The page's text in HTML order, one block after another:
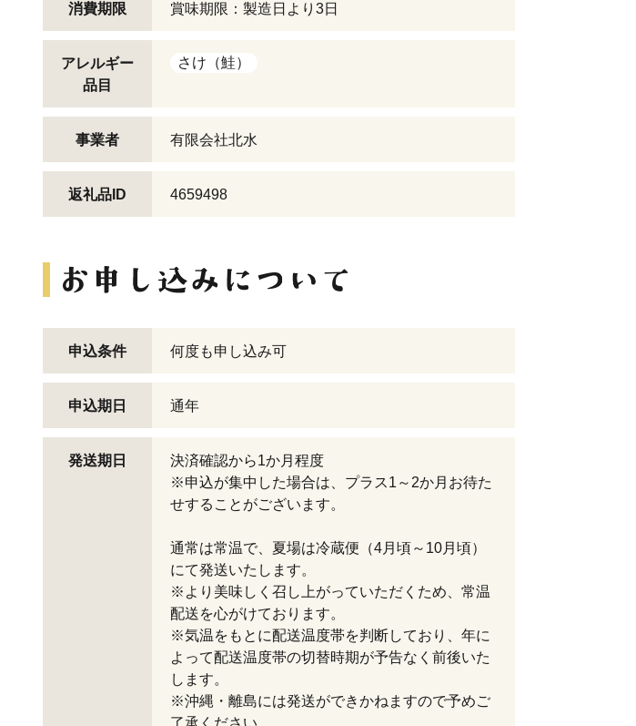
消費期限 賞味期限：製造日より3日
アレルギー
品目
さけ（鮭）
事業者 有限会社北水
返礼品ID 4659498
申込条件 何度も申し込み可
申込期日 通年
発送期日
決済確認から1か月程度
※申込が集中した場合は、プラス1～2か月お待た
せすることがございます。
通常は常温で、夏場は冷蔵便（4月頃～10月頃）
にて発送いたします。
※より美味しく召し上がっていただくため、常温
配送を心がけております。
※気温をもとに配送温度帯を判断しており、年に
よって配送温度帯の切替時期が予告なく前後いた
します。
※沖縄・離島には発送ができかねますので予めご
了承ください。